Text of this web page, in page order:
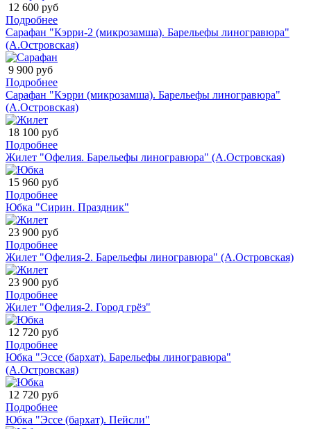
12 600 руб
Подробнее
Сарафан "Кэрри-2 (микрозамша). Барельефы линогравюра"
(А.Островская)
9 900 руб
Подробнее
Сарафан "Кэрри (микрозамша). Барельефы линогравюра"
(А.Островская)
18 100 руб
Подробнее
Жилет "Офелия. Барельефы линогравюра" (А.Островская)
15 960 руб
Подробнее
Юбка "Сирин. Праздник"
23 900 руб
Подробнее
Жилет "Офелия-2. Барельефы линогравюра" (А.Островская)
23 900 руб
Подробнее
Жилет "Офелия-2. Город грёз"
12 720 руб
Подробнее
Юбка "Эссе (бархат). Барельефы линогравюра"
(А.Островская)
12 720 руб
Подробнее
Юбка "Эссе (бархат). Пейсли"